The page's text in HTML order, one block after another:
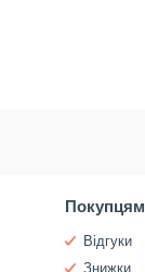
Покупцям
Відгуки
Знижки